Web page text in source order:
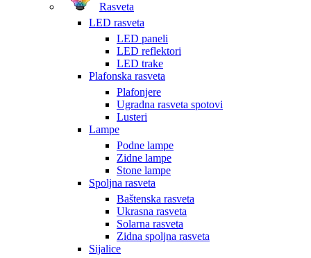
Rasveta
LED rasveta
LED paneli
LED reflektori
LED trake
Plafonska rasveta
Plafonjere
Ugradna rasveta spotovi
Lusteri
Lampe
Podne lampe
Zidne lampe
Stone lampe
Spoljna rasveta
Baštenska rasveta
Ukrasna rasveta
Solarna rasveta
Zidna spoljna rasveta
Sijalice